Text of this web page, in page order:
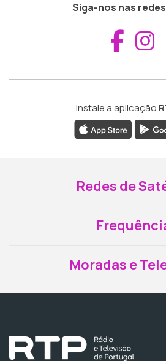
Siga-nos nas
Instale a aplicação
Redes de
Moradas e